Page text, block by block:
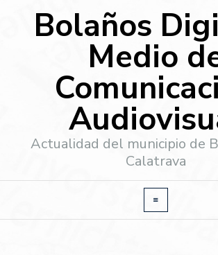
Bolaños
Medio
Actualidad del municipio de
Calatrava